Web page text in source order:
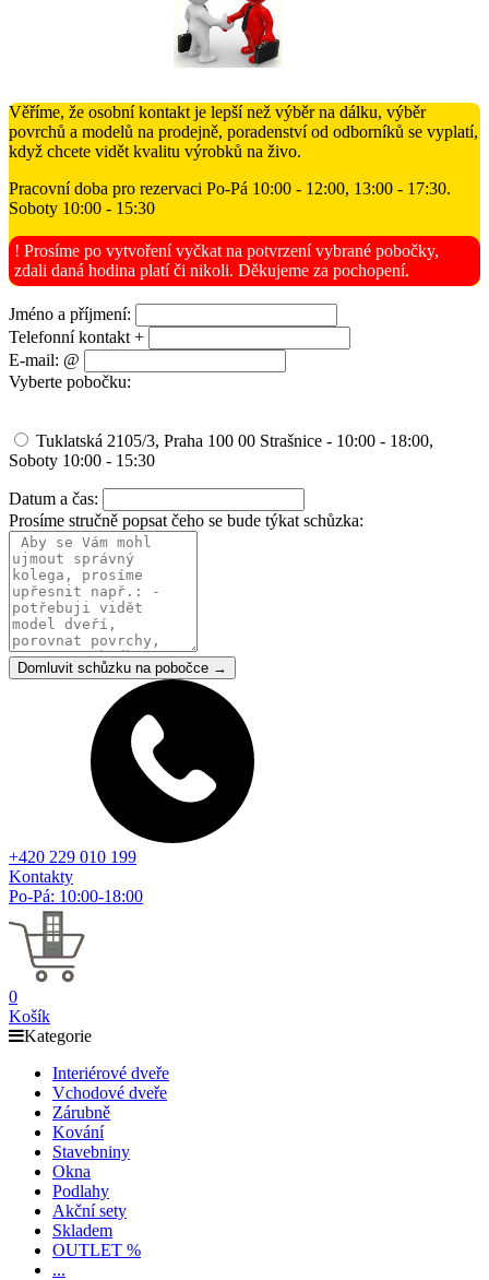
Věříme, že osobní kontakt je lepší než výběr na dálku, výběr
povrchů a modelů na prodejně, poradenství od odborníků se vyplatí,
když chcete vidět kvalitu výrobků na živo.
Pracovní doba pro rezervaci Po-Pá 10:00 - 12:00, 13:00 - 17:30.
Soboty 10:00 - 15:30
! Prosíme po vytvoření vyčkat na potvrzení vybrané pobočky,
zdali daná hodina platí či nikoli. Děkujeme za pochopení.
Jméno a příjmení:
Telefonní kontakt +
E-mail: @
Vyberte pobočku:
Tuklatská 2105/3, Praha 100 00 Strašnice - 10:00 - 18:00,
Soboty 10:00 - 15:30
Datum a čas:
Prosíme stručně popsat čeho se bude týkat schůzka:
Domluvit schůzku na pobočce →
+420 229 010 199
Kontakty
Po-Pá: 10:00-18:00
0
Košík
Kategorie
Interiérové dveře
Vchodové dveře
Zárubně
Kování
Stavebniny
Okna
Podlahy
Akční sety
Skladem
OUTLET %
...